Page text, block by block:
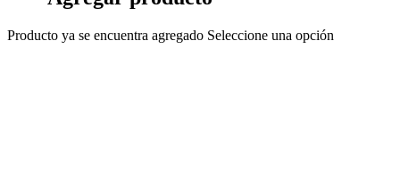
Producto ya se encuentra agregado Seleccione una opción